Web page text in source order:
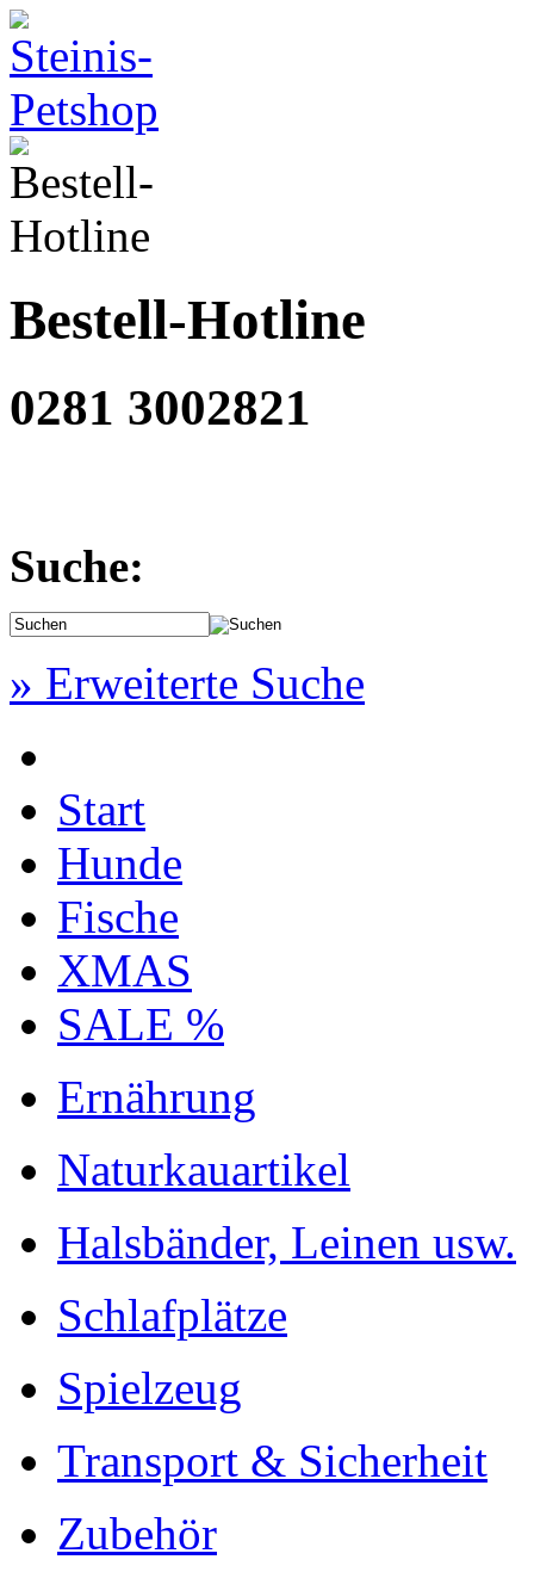
Bestell-Hotline
0281 3002821
Suche:
» Erweiterte Suche
Start
Hunde
Fische
XMAS
SALE %
Ernährung
Naturkauartikel
Halsbänder, Leinen usw.
Schlafplätze
Spielzeug
Transport & Sicherheit
Zubehör